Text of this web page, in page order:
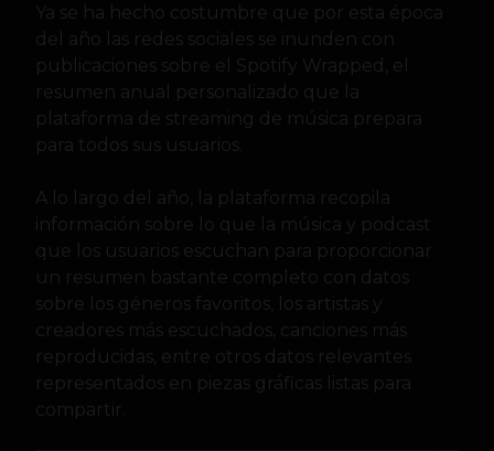
Ya se ha hecho costumbre que por esta época
del año las redes sociales se inunden con
publicaciones sobre el Spotify Wrapped, el
resumen anual personalizado que la
plataforma de streaming de música prepara
para todos sus usuarios.
A lo largo del año, la plataforma recopila
información sobre lo que la música y podcast
que los usuarios escuchan para proporcionar
un resumen bastante completo con datos
sobre los géneros favoritos, los artistas y
creadores más escuchados, canciones más
reproducidas, entre otros datos relevantes
representados en piezas gráficas listas para
compartir.